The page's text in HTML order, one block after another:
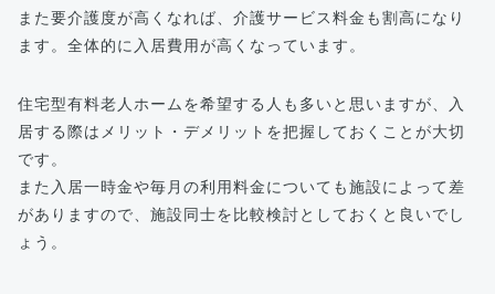
また要介護度が高くなれば、介護サービス料金も割高になり
ます。全体的に入居費用が高くなっています。
住宅型有料老人ホームを希望する人も多いと思いますが、入
居する際はメリット・デメリットを把握しておくことが大切
です。
また入居一時金や毎月の利用料金についても施設によって差
がありますので、施設同士を比較検討としておくと良いでし
ょう。